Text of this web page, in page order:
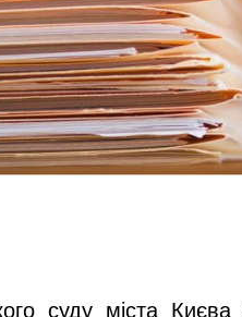
суду міста Києва